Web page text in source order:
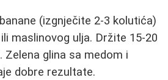
(izgnječite 2-3 kolutića)
maslinovog ulja. Držite 15-20
Zelena glina sa medom i
dobre rezultate.